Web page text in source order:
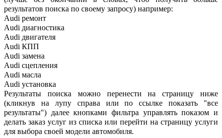
результатов поиска по своему запросу) например:
Audi ремонт
Audi диагностика
Audi двигателя
Audi КПП
Audi замена
Audi сцепления
Audi масла
Audi установка
Результаты поиска можно перенести на страницу ниже
(кликнув на лупу справа или по ссылке показать "все
результаты") далее кнопками фильтра управлять показом и
делать заказ услуг из списка или перейти на страницу услуги
для выбора своей модели автомобиля.